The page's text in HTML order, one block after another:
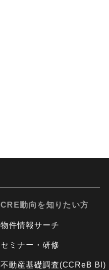
CRE動向を知りたい方
物件情報サーチ
セミナー・研修
不動産基礎調査(CCReB BI)